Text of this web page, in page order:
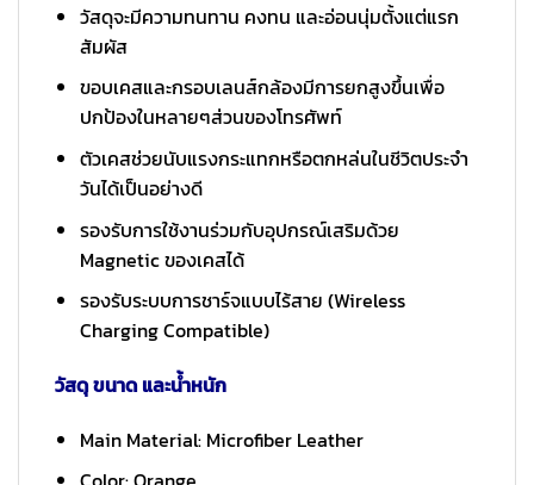
วัสดุจะมีความทนทาน คงทน และอ่อนนุ่มตั้งแต่แรก
สัมผัส
ขอบเคสและกรอบเลนส์กล้องมีการยกสูงขึ้นเพื่อ
ปกป้องในหลายๆส่วนของโทรศัพท์
ตัวเคสช่วยนับแรงกระแทกหรือตกหล่นในชีวิตประจำ
วันได้เป็นอย่างดี
รองรับการใช้งานร่วมกับอุปกรณ์เสริมด้วย
Magnetic ของเคสได้
รองรับระบบการชาร์จแบบไร้สาย (Wireless
Charging Compatible)
วัสดุ ขนาด และน้ำหนัก
Main Material: Microfiber Leather